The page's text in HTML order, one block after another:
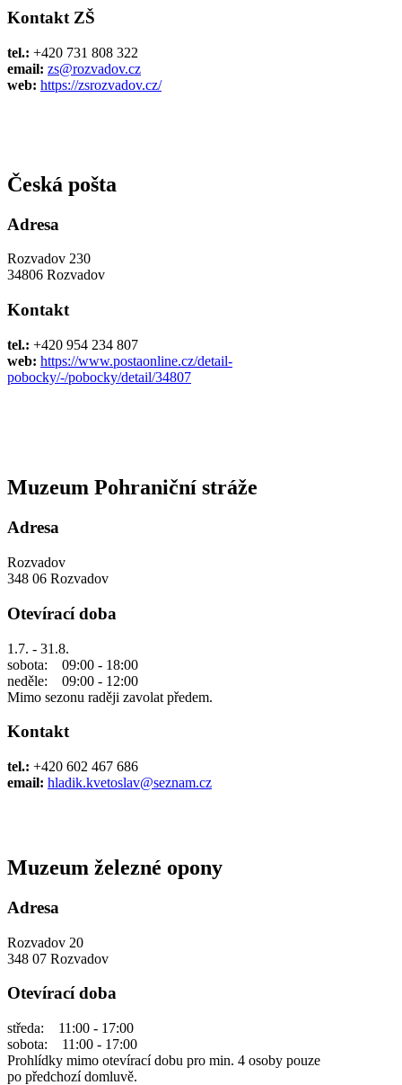
Kontakt ZŠ
tel.: +420 731 808 322
email: zs@rozvadov.cz
web: https://zsrozvadov.cz/
Česká pošta
Adresa
Rozvadov 230
34806 Rozvadov
Kontakt
tel.: +420 954 234 807
web: https://www.postaonline.cz/detail-
pobocky/-/pobocky/detail/34807
Muzeum Pohraniční stráže
Adresa
Rozvadov
348 06 Rozvadov
Otevírací doba
1.7. - 31.8.
sobota: 09:00 - 18:00
neděle: 09:00 - 12:00
Mimo sezonu raději zavolat předem.
Kontakt
tel.: +420 602 467 686
email: hladik.kvetoslav@seznam.cz
Muzeum železné opony
Adresa
Rozvadov 20
348 07 Rozvadov
Otevírací doba
středa: 11:00 - 17:00
sobota: 11:00 - 17:00
Prohlídky mimo otevírací dobu pro min. 4 osoby pouze
po předchozí domluvě.